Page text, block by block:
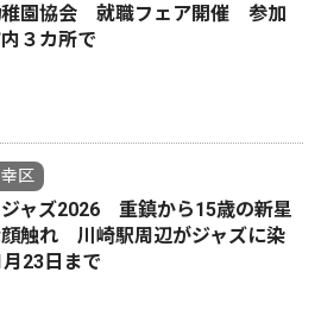
稚園協会 就職フェア開催 参加
３カ所で
区
ャズ2026 重鎮から15歳の新星
顔触れ 川崎駅周辺がジャズに染
23日まで